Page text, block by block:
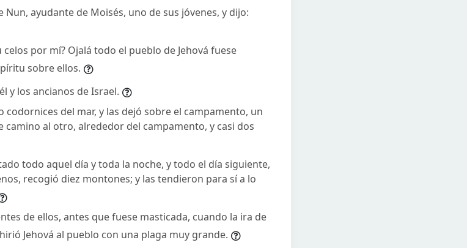
Nun, ayudante de Moisés, uno de sus jóvenes, y dijo:
por mí? Ojalá todo el pueblo de Jehová fuese
sobre ellos.
y los ancianos de Israel.
codornices del mar, y las dejó sobre el campamento, un
camino al otro, alrededor del campamento, y casi dos
todo aquel día y toda la noche, y todo el día siguiente,
recogió diez montones; y las tendieron para sí a lo
de ellos, antes que fuese masticada, cuando la ira de
Jehová al pueblo con una plaga muy grande.